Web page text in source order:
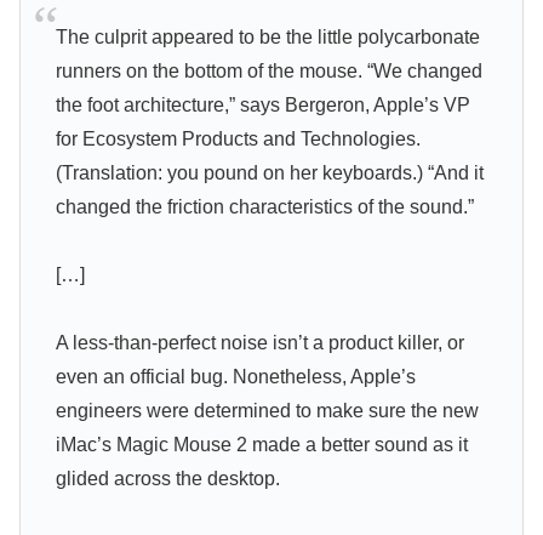
The culprit appeared to be the little polycarbonate
runners on the bottom of the mouse. “We changed
the foot architecture,” says Bergeron, Apple’s VP
for Ecosystem Products and Technologies.
(Translation: you pound on her keyboards.) “And it
changed the friction characteristics of the sound.”
[…]
A less-than-perfect noise isn’t a product killer, or
even an official bug. Nonetheless, Apple’s
engineers were determined to make sure the new
iMac’s Magic Mouse 2 made a better sound as it
glided across the desktop.